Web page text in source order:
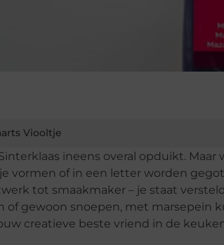
Viooltje
ineens overal opduikt. Maar
vormen of in een letter worden
tot smaakmaker – je staat
gewoon snoepen, met marsepein
creatieve beste vriend in de